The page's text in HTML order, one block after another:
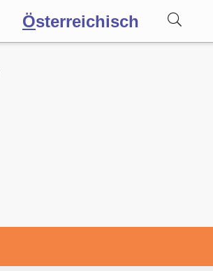
Österreichisch